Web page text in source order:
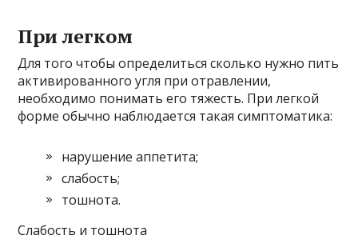
При легком
Для того чтобы определиться сколько нужно пить
активированного угля при отравлении,
необходимо понимать его тяжесть. При легкой
форме обычно наблюдается такая симптоматика:
нарушение аппетита;
слабость;
тошнота.
Слабость и тошнота